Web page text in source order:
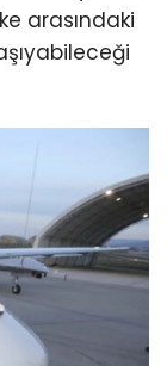
arasındaki